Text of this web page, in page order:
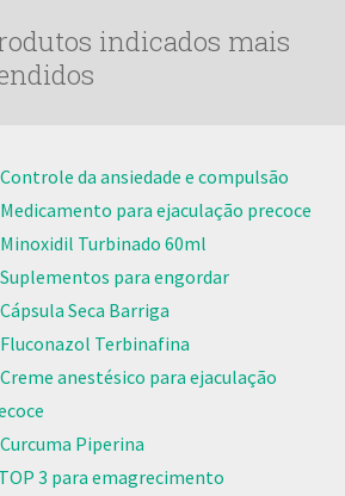
indicados mais
Controle da ansiedade e compulsão
Medicamento para ejaculação precoce
Minoxidil Turbinado 60ml
Suplementos para engordar
Cápsula Seca Barriga
Fluconazol Terbinafina
Creme anestésico para ejaculação
Curcuma Piperina
3 para emagrecimento